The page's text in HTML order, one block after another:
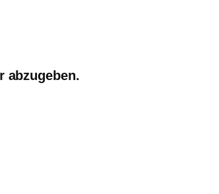
abzugeben.